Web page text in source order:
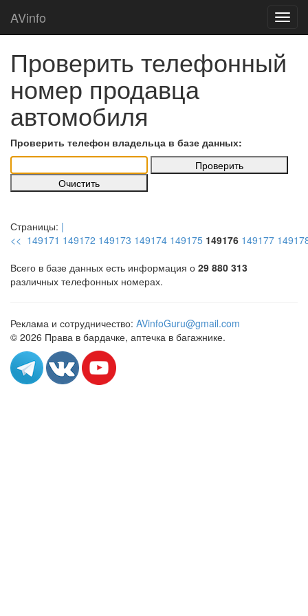
AVinfo
Проверить телефонный
номер продавца
автомобиля
Проверить телефон владельца в базе данных:
Страницы: |
<< 149171 149172 149173 149174 149175 149176 149177
Всего в базе данных есть информация о 29 880 313
различных телефонных номерах.
Реклама и сотрудничество: AVinfoGuru@gmail.com
© 2026 Права в бардачке, аптечка в багажнике.